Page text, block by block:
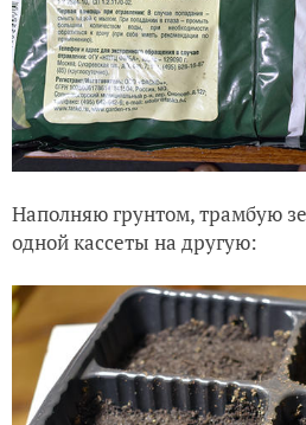
Наполняю грунтом, трамбую
одной кассеты на другую: